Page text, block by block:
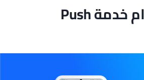
أمثلة لاستخدام خدمة Push